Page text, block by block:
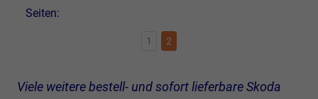
Seiten:
1 2
Viele weitere bestell- und sofort lieferbare Skoda